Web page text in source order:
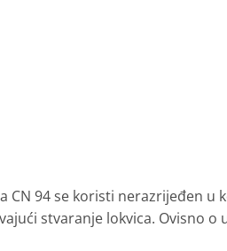
CN 94 se koristi nerazrijeđen u
stvaranje lokvica. Ovisno o